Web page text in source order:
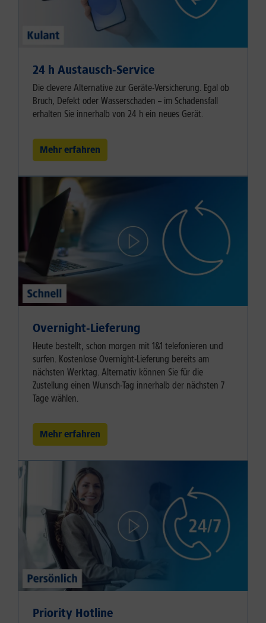
24 h Austausch-Service
Die clevere Alternative zur Geräte-Versicherung. Egal ob
Bruch, Defekt oder Wasserschaden – im Schadensfall
erhalten Sie innerhalb von 24 h ein neues Gerät.
Mehr erfahren
Overnight-Lieferung
Heute bestellt, schon morgen mit 1&1 telefonieren und
surfen. Kostenlose Overnight-Lieferung bereits am
nächsten Werktag. Alternativ können Sie für die
Zustellung einen Wunsch-Tag innerhalb der nächsten 7
Tage wählen.
Mehr erfahren
Priority Hotline